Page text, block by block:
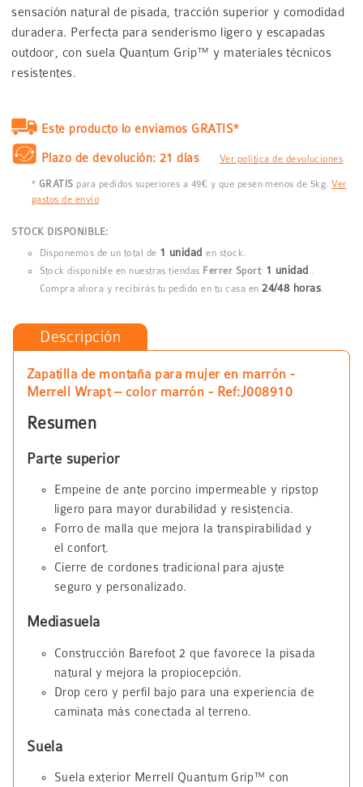
sensación natural de pisada, tracción superior y comodidad
duradera. Perfecta para senderismo ligero y escapadas
outdoor, con suela Quantum Grip™ y materiales técnicos
resistentes.
Este producto lo enviamos GRATIS*
Plazo de devolución: 21 días Ver política de devoluciones
* GRATIS para pedidos superiores a 49€ y que pesen menos de 5kg.Ver
gastos de envío
STOCK DISPONIBLE:
Disponemos de un total de 1 unidaden stock.
Stock disponible en nuestras tiendas Ferrer Sport: 1 unidad .
Compra ahora y recibirás tu pedido en tu casa en24/48 horas.
Descripción
Zapatilla de montaña para mujer en marrón -
Merrell Wrapt – color marrón - Ref:J008910
Resumen
Parte superior
Empeine de ante porcino impermeable y ripstop
ligero para mayor durabilidad y resistencia.
Forro de malla que mejora la transpirabilidad y
el confort.
Cierre de cordones tradicional para ajuste
seguro y personalizado.
Mediasuela
Construcción Barefoot 2 que favorece la pisada
natural y mejora la propiocepción.
Drop cero y perfil bajo para una experiencia de
caminata más conectada al terreno.
Suela
Suela exterior Merrell Quantum Grip™ con